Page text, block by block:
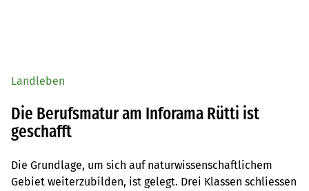
Landleben
Die Berufsmatur am Inforama Rütti ist
geschafft
Die Grundlage, um sich auf naturwissenschaftlichem
Gebiet weiterzubilden, ist gelegt. Drei Klassen schliessen